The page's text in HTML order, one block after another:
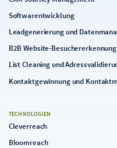
Softwarentwicklung
Leadgenerierung und
B2B Website-Besuchererkennung
List Cleaning und
Kontaktgewinnung und
TECHNOLOGIEN
Cleverreach
Bloomreach